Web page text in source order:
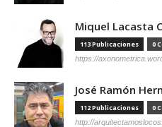
Miquel Lacasta
113 Publicaciones 0
https://
José Ramón
112 Publicaciones 0
http://